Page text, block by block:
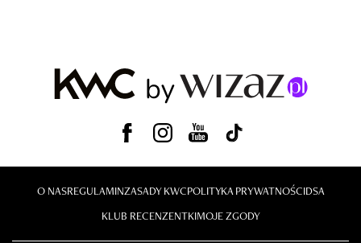
O NASREGULAMINZASADY KWCPOLITYKA PRYWATNOŚCIDSA
KLUB RECENZENTKIMOJE ZGODY